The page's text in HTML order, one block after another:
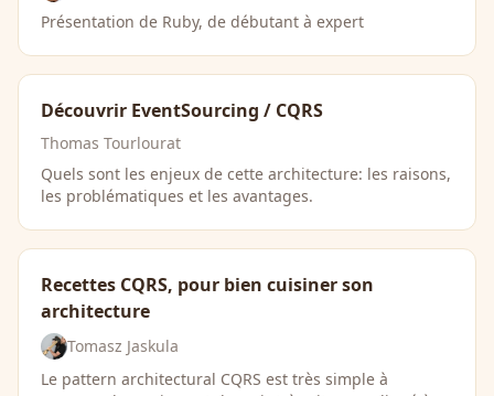
Présentation de Ruby, de débutant à expert
Découvrir EventSourcing / CQRS
Thomas Tourlourat
Quels sont les enjeux de cette architecture: les raisons,
les problématiques et les avantages.
Recettes CQRS, pour bien cuisiner son
architecture
Tomasz Jaskula
Le pattern architectural CQRS est très simple à